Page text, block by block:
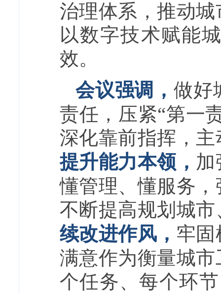
治理体系，推动
以数字技术赋能
效。
会议强调， 做好
责任，压紧“第一
深化靠前指挥，
提升能力本领， 加
懂管理、懂服务
不断提高规划城
续改进作风， 牢固
满意作为衡量城
个任务、每个环